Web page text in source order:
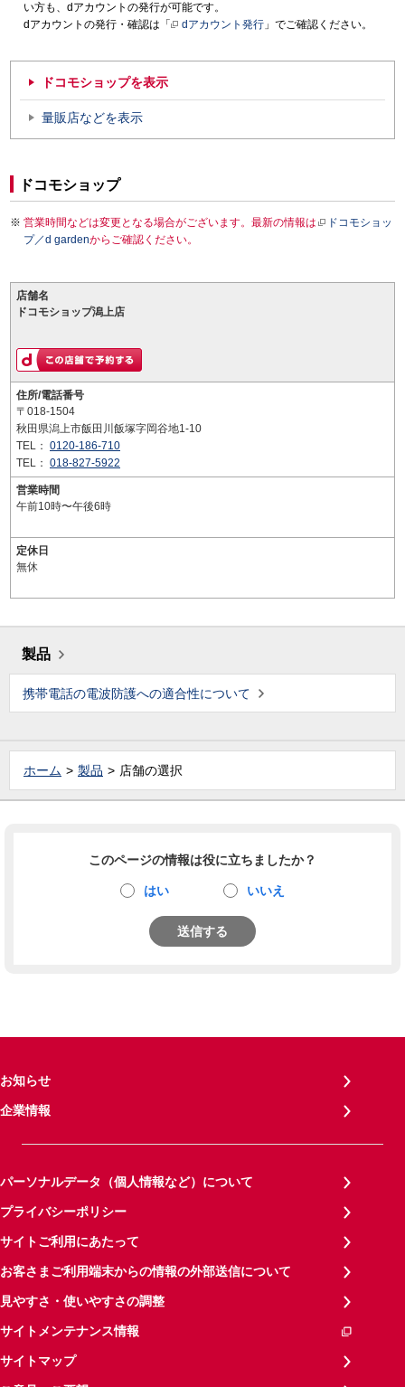
い方も、dアカウントの発行が可能です。
dアカウントの発行・確認は「
dアカウント発行 」でご確認ください。
ドコモショップを表示
量販店などを表示
ドコモショップ
営業時間などは変更となる場合がございます。最新の情報は
ドコモショッ
プ／d gardenからご確認ください。
店舗名
ドコモショップ潟上店
住所/電話番号
〒018-1504
秋田県潟上市飯田川飯塚字岡谷地1-10
TEL： 0120-186-710
TEL： 018-827-5922
営業時間
午前10時〜午後6時
定休日
無休
製品
携帯電話の電波防護への適合性について
ホーム 製品 店舗の選択
このページの情報は役に立ちましたか？
はい いいえ
送信する
お知らせ
企業情報
パーソナルデータ（個人情報など）について
プライバシーポリシー
サイトご利用にあたって
お客さまご利用端末からの情報の外部送信について
見やすさ・使いやすさの調整
サイトメンテナンス情報
サイトマップ